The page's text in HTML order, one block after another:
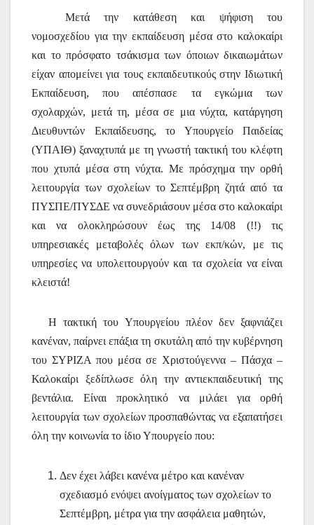
Μετά την κατάθεση και ψήφιση του
νομοσχεδίου για την εκπαίδευση μέσα στο καλοκαίρι
και το πρόσφατο τσάκισμα των όποιων δικαιωμάτων
είχαν απομείνει για τους εκπαιδευτικούς στην Ιδιωτική
Εκπαίδευση, που απέσπασε τα εγκώμια των
σχολαρχών, μετά τη, μέσα σε μια νύχτα, κατάργηση
Διευθυντών Εκπαίδευσης, το Υπουργείο Παιδείας
(ΥΠΑΙΘ) ξαναχτυπά με τη γνωστή τακτική του κλέφτη
που χτυπά μέσα στη νύχτα. Με πρόσχημα την ορθή
λειτουργία των σχολείων το Σεπτέμβρη ζητά από τα
ΠΥΣΠΕ/ΠΥΣΔΕ να συνεδριάσουν μέσα στο καλοκαίρι
και να ολοκληρώσουν έως της 14/08 (!!) τις
υπηρεσιακές μεταβολές όλων των εκπ/κών, με τις
υπηρεσίες να υπολειτουργούν και τα σχολεία να είναι
κλειστά!
Η τακτική του Υπουργείου πλέον δεν ξαφνιάζει
κανέναν, παίρνει επάξια τη σκυτάλη από την κυβέρνηση
του ΣΥΡΙΖΑ που μέσα σε Χριστούγεννα – Πάσχα –
Καλοκαίρι ξεδίπλωσε όλη την αντιεκπαιδευτική της
βεντάλια. Είναι προκλητικό να μιλάει για ορθή
λειτουργία των σχολείων προσπαθώντας να εξαπατήσει
όλη την κοινωνία το ίδιο Υπουργείο που:
Δεν έχει λάβει κανένα μέτρο και κανέναν
σχεδιασμό ενόψει ανοίγματος των σχολείων το
Σεπτέμβρη, μέτρα για την ασφάλεια μαθητών,